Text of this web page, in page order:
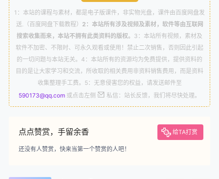
AnyWhere Elementor Pro v2.27 汉化版 – 增强
Elementor 动态布局
30.
Premium Addons PRO v2.9.17- Elementor 的高级
插件
31.
插件
32. 编辑器
粉非常好用的Kadence Blocks Pro v2.3.9 汉化版 古
1：本站的课程与素材，都是电子版课件，非实物光盘，课件由百度网盘发
送.（百度网盘下载教程） 2：本站所有涉及视频及素材，软件等由互联网
搜索收集而来，本站不拥有此类资料的版权。 3：本站所有视频，素材及
软件不加密、不限时、可永久观看或使用！禁止二次销售，否则因此引起
的一切问题与本站无关。4：本站所有的资源均为免费提供，提供资料的
目的是让大家学习和交流，所收取的相关费用非资料销售费用，而是资料
收集整理手工费。5：无意侵害您的权益，请发送邮件至
590173@qq.com 或点击左侧 私信：站长反馈，我们将尽快处理。
点点赞赏，手留余香 给TA打赏
还没有人赞赏，快来当第一个赞赏的人吧！